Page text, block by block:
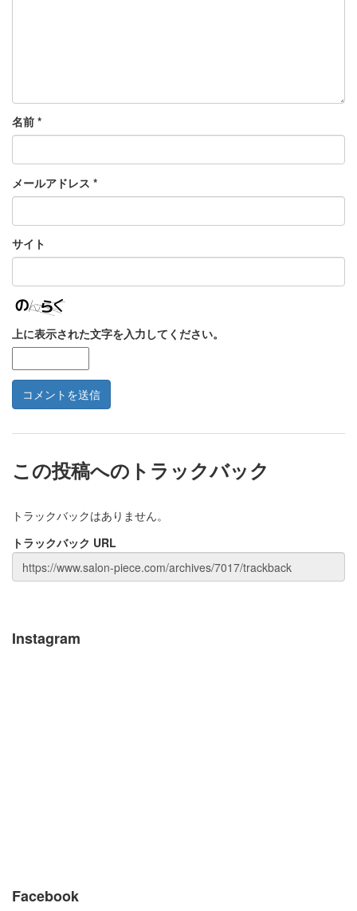
名前 *
メールアドレス *
サイト
上に表示された文字を入力してください。
この投稿へのトラックバック
トラックバックはありません。
トラックバック URL
Instagram
Facebook